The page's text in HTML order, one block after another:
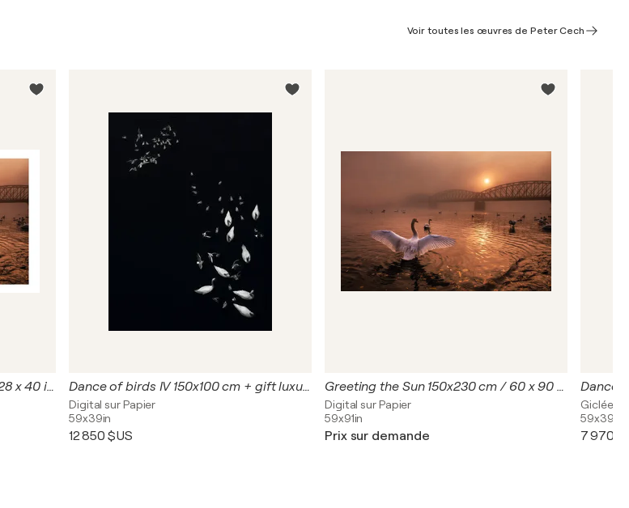
Voir toutes les œuvres de Peter Cech
Greeting the Sun 70 x 100 cm / 28 x 40 in / ( remains just 11 from 13 pieces ) Dance of birds IV 150x100 cm + gift luxury book city of hundred spires 2024
Digital sur Papier
59x39in
12 850 $US
Greeting the Sun 150x230 cm / 60 x 90 in / (Edition of 1 piece ) + gift luxury book city of hundred spires 2024
Digital sur Papier
59x91in
Prix sur demande
Giclée
59x39in
7 970